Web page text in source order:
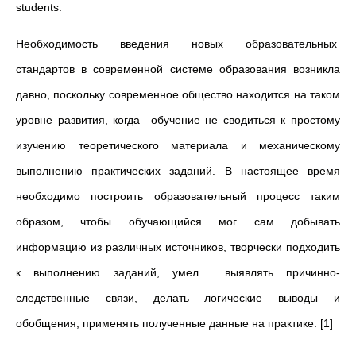
students.
Необходимость введения новых образовательных
стандартов в современной системе образования возникла
давно, поскольку современное общество находится на таком
уровне развития, когда обучение не сводиться к простому
изучению теоретического материала и механическому
выполнению практических заданий. В настоящее время
необходимо построить образовательный процесс таким
образом, чтобы обучающийся мог сам добывать
информацию из различных источников, творчески подходить
к выполнению заданий, умел выявлять причинно-
следственные связи, делать логические выводы и
обобщения, применять полученные данные на практике. [1]